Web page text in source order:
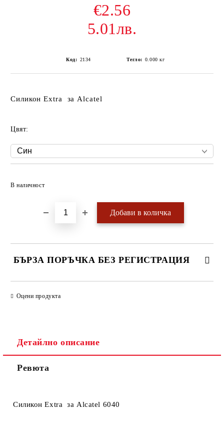
€2.56
5.01лв.
Код: 2134 Тегло: 0.000 кг
Силикон Extra за Alcatel
Цвят:
В наличност
БЪРЗА ПОРЪЧКА БЕЗ РЕГИСТРАЦИЯ
Оцени продукта
Детайлно описание
Ревюта
Силикон Extra за Alcatel 6040